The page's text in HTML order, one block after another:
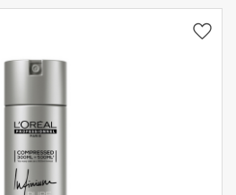
Haarpflege